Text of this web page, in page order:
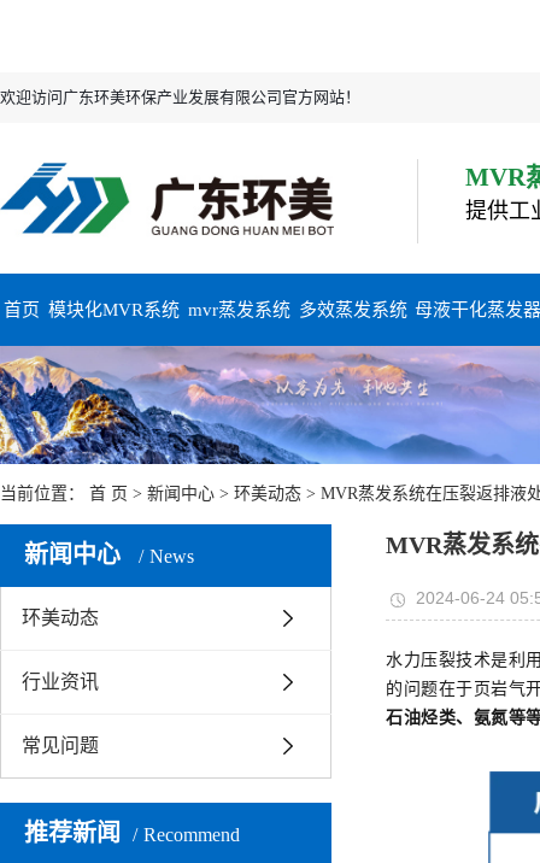
欢迎访问广东环美环保产业发展有限公司官方网站！
MVR
提供工
首页 模块化MVR系统 mvr蒸发系统 多效蒸发系统 母液干化蒸发
当前位置： 首 页 > 新闻中心 > 环美动态 > MVR蒸发系统在压裂返排液
新闻中心 News
环美动态
行业资讯
常见问题
推荐新闻 Recommend
MVR蒸发系
2024-06-24
水力压裂技术是利
的问题在于页岩气
石油烃类、氨氮等